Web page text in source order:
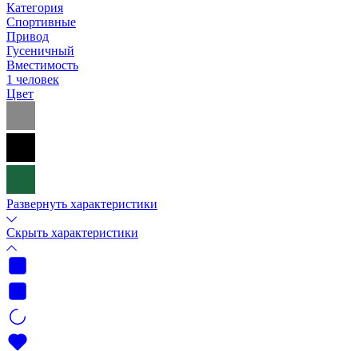
Категория
Спортивные
Привод
Гусеничный
Вместимость
1 человек
Цвет
Развернуть характеристики
Скрыть характеристики